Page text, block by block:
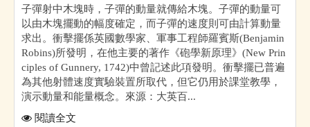
子彈射中木塊時，子彈的動量就傳給木塊。子彈的動量可
以由木塊擺動的幅度確定，而子彈的速度則可由計算動量
求出。衝擊擺係英國數學家、軍事工程師羅賓斯(Benjamin
Robins)所發明，在他主要的著作《砲學新原理》(New Prin
ciples of Gunnery, 1742)中曾記述此項發明。衝擊擺已普遍
為其他射體速度實驗裝置所取代，但它仍用於課堂教學，
演示動量和能量概念。來源：大英百...
閱讀全文